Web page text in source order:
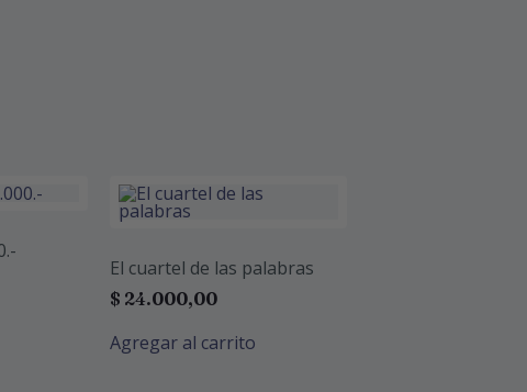
El cuartel de las palabras
$ 24.000,00
Agregar al carrito